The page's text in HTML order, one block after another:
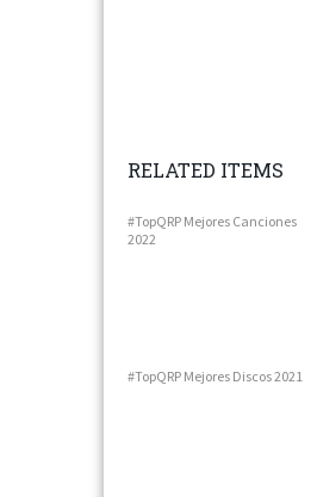
RELATED ITEMS
#TopQRP Mejores Canciones
2022
#TopQRP Mejores Discos 2021